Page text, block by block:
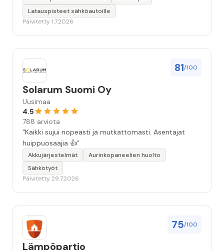
Latauspisteet sähköautoille
Päivitetty 1.7.2026
81/100
Solarum Suomi Oy
Uusimaa
4.5
788 arviota
“Kaikki sujui nopeasti ja mutkattomasti. Asentajat
huippuosaajia 👍”
Akkujärjestelmät
Aurinkopaneelien huolto
Sähkötyöt
Päivitetty 29.7.2026
75/100
Lämpöpartio